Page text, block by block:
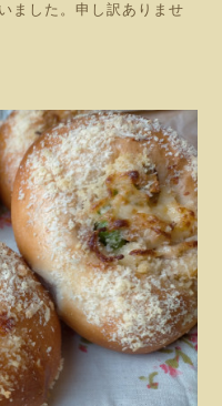
ました。申し訳ありませ